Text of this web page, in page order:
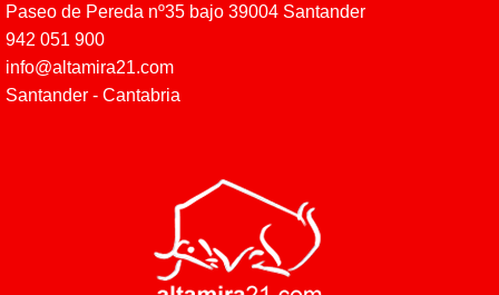
Paseo de Pereda nº35 bajo 39004 Santander
942 051 900
info@altamira21.com
Santander - Cantabria